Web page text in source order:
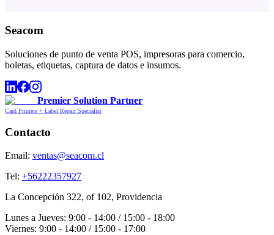
Seacom
Soluciones de punto de venta POS, impresoras para comercio,
boletas, etiquetas, captura de datos e insumos.
Premier Solution Partner
Card Printers + Label Repair Specialist
Contacto
Email: ventas@seacom.cl
Tel: +56222357927
La Concepción 322, of 102, Providencia
Lunes a Jueves: 9:00 - 14:00 / 15:00 - 18:00
Viernes: 9:00 - 14:00 / 15:00 - 17:00